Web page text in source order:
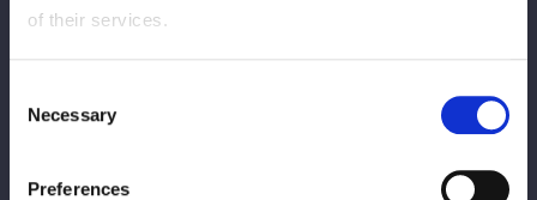
of their services.
Selection
Necessary
Preferences
【新商品】4月6日愛知・安城大会より新商